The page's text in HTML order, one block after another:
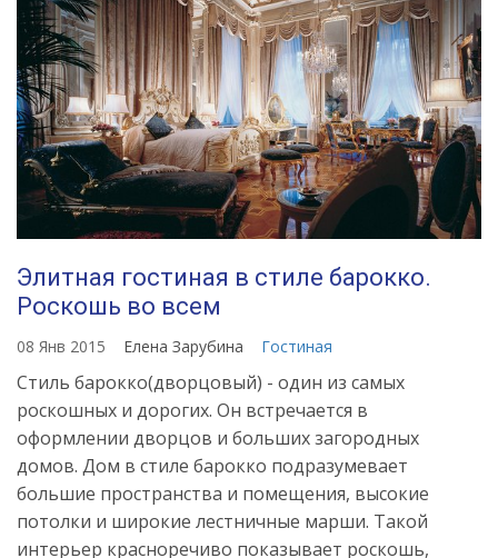
Элитная гостиная в стиле барокко.
Роскошь во всем
08 Янв 2015 Елена Зарубина Гостиная
Стиль барокко(дворцовый) - один из самых
роскошных и дорогих. Он встречается в
оформлении дворцов и больших загородных
домов. Дом в стиле барокко подразумевает
большие пространства и помещения, высокие
потолки и широкие лестничные марши. Такой
интерьер красноречиво показывает роскошь,